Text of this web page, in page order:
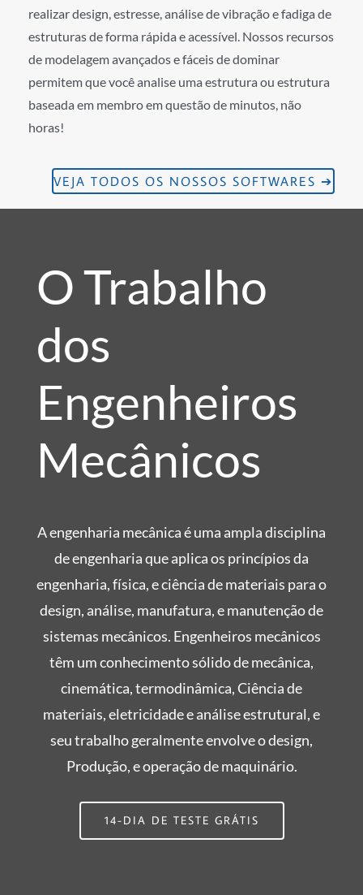
realizar design, estresse, análise de vibração e fadiga de
estruturas de forma rápida e acessível. Nossos recursos
de modelagem avançados e fáceis de dominar
permitem que você analise uma estrutura ou estrutura
baseada em membro em questão de minutos, não
horas!
VEJA TODOS OS NOSSOS SOFTWARES ➔
O Trabalho
dos
Engenheiros
Mecânicos
A engenharia mecânica é uma ampla disciplina
de engenharia que aplica os princípios da
engenharia, física, e ciência de materiais para o
design, análise, manufatura, e manutenção de
sistemas mecânicos. Engenheiros mecânicos
têm um conhecimento sólido de mecânica,
cinemática, termodinâmica, Ciência de
materiais, eletricidade e análise estrutural, e
seu trabalho geralmente envolve o design,
Produção, e operação de maquinário.
14-DIA DE TESTE GRÁTIS